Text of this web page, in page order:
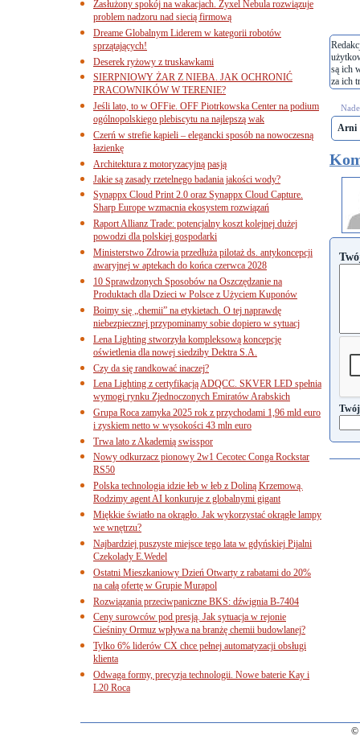
są ich
za ich
Arni
Zasłużony spokój na wakacjach. Zyxel Nebula rozwiązuje
problem nadzoru nad siecią firmową
Dreame Globalnym Liderem w kategorii robotów
sprzątających!
Deserek ryżowy z truskawkami
SIERPNIOWY ŻAR Z NIEBA. JAK OCHRONIĆ
PRACOWNIKÓW W TERENIE?
Jeśli lato, to w OFFie. OFF Piotrkowska Center na podium
ogólnopolskiego plebiscytu na najlepszą wak
Czerń w strefie kąpieli – elegancki sposób na nowoczesną
łazienkę
Architektura z motoryzacyjną pasją
Jakie są zasady rzetelnego badania jakości wody?
Synappx Cloud Print 2.0 oraz Synappx Cloud Capture.
Sharp Europe wzmacnia ekosystem rozwiązań
Raport Allianz Trade: potencjalny koszt kolejnej dużej
powodzi dla polskiej gospodarki
Ministerstwo Zdrowia przedłuża pilotaż ds. antykoncepcji
awaryjnej w aptekach do końca czerwca 2028
10 Sprawdzonych Sposobów na Oszczędzanie na
Produktach dla Dzieci w Polsce z Użyciem Kuponów
Boimy się „chemii” na etykietach. O tej naprawdę
niebezpiecznej przypominamy sobie dopiero w sytuacj
Lena Lighting stworzyła kompleksową koncepcję
oświetlenia dla nowej siedziby Dektra S.A.
Czy da się randkować inaczej?
Lena Lighting z certyfikacją ADQCC. SKVER LED spełnia
wymogi rynku Zjednoczonych Emiratów Arabskich
Grupa Roca zamyka 2025 rok z przychodami 1,96 mld euro
i zyskiem netto w wysokości 43 mln euro
Trwa lato z Akademią swisspor
Nowy odkurzacz pionowy 2w1 Cecotec Conga Rockstar
RS50
Polska technologia idzie łeb w łeb z Doliną Krzemową.
Rodzimy agent AI konkuruje z globalnymi gigant
Miękkie światło na okrągło. Jak wykorzystać okrągłe lampy
we wnętrzu?
Najbardziej puszyste miejsce tego lata w gdyńskiej Pijalni
Czekolady E.Wedel
Ostatni Mieszkaniowy Dzień Otwarty z rabatami do 20%
na całą ofertę w Grupie Murapol
Rozwiązania przeciwpaniczne BKS: dźwignia B-7404
Ceny surowców pod presją. Jak sytuacja w rejonie
Cieśniny Ormuz wpływa na branżę chemii budowlanej?
Tylko 6% liderów CX chce pełnej automatyzacji obsługi
klienta
Odwaga formy, precyzja technologii. Nowe baterie Kay i
L20 Roca
©